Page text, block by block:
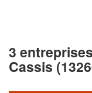
3
Cassis